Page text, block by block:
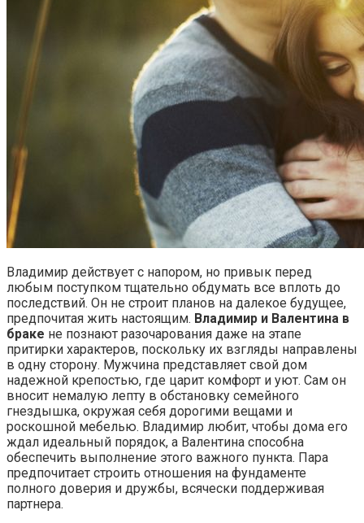
Владимир действует с напором, но привык перед
любым поступком тщательно обдумать все вплоть до
последствий. Он не строит планов на далекое будущее,
предпочитая жить настоящим. Владимир и Валентина в
браке не познают разочарования даже на этапе
притирки характеров, поскольку их взгляды направлены
в одну сторону. Мужчина представляет свой дом
надежной крепостью, где царит комфорт и уют. Сам он
вносит немалую лепту в обстановку семейного
гнездышка, окружая себя дорогими вещами и
роскошной мебелью. Владимир любит, чтобы дома его
ждал идеальный порядок, а Валентина способна
обеспечить выполнение этого важного пункта. Пара
предпочитает строить отношения на фундаменте
полного доверия и дружбы, всячески поддерживая
партнера.